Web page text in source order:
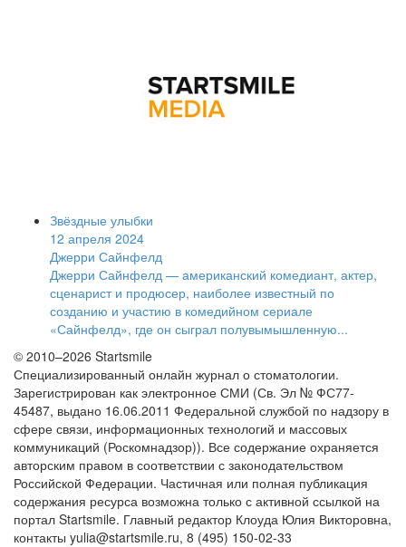
Звёздные улыбки
12 апреля 2024
Джерри Сайнфелд
Джерри Сайнфелд — американский комедиант, актер,
сценарист и продюсер, наиболее известный по
созданию и участию в комедийном сериале
«Сайнфелд», где он сыграл полувымышленную...
© 2010–2026 Startsmile
Специализированный онлайн журнал о стоматологии.
Зарегистрирован как электронное СМИ (Св. Эл № ФС77-
45487, выдано 16.06.2011 Федеральной службой по надзору в
сфере связи, информационных технологий и массовых
коммуникаций (Роскомнадзор)). Все содержание охраняется
авторским правом в соответствии с законодательством
Российской Федерации. Частичная или полная публикация
содержания ресурса возможна только с активной ссылкой на
портал Startsmile. Главный редактор Клоуда Юлия Викторовна,
контакты yulia@startsmile.ru, 8 (495) 150-02-33